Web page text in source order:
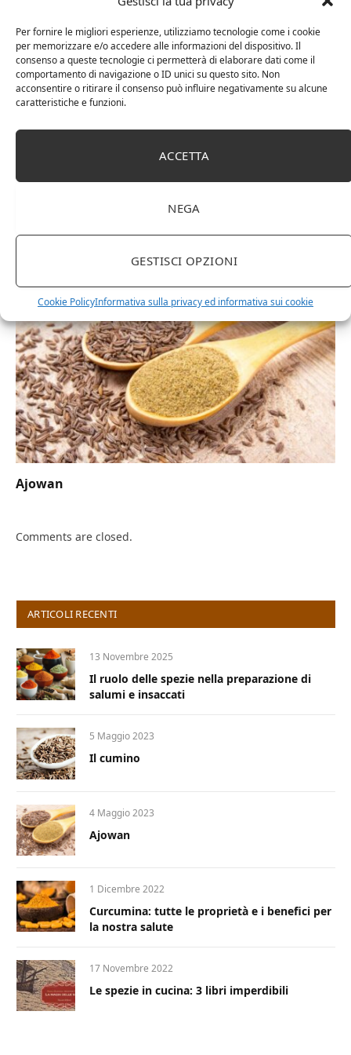
Per fornire le migliori esperienze, utilizziamo tecnologie come i cookie
per memorizzare e/o accedere alle informazioni del dispositivo. Il
consenso a queste tecnologie ci permetterà di elaborare dati come il
comportamento di navigazione o ID unici su questo sito. Non
acconsentire o ritirare il consenso può influire negativamente su alcune
caratteristiche e funzioni.
ACCETTA
NEGA
GESTISCI OPZIONI
Cookie PolicyInformativa sulla privacy ed informativa sui cookie
Il ruolo delle spezie nella preparazione di salumi e
insaccati
Ajowan
Comments are closed.
ARTICOLI RECENTI
13 Novembre 2025
Il ruolo delle spezie nella preparazione di
salumi e insaccati
5 Maggio 2023
Il cumino
4 Maggio 2023
Ajowan
1 Dicembre 2022
Curcumina: tutte le proprietà e i benefici per
la nostra salute
17 Novembre 2022
Le spezie in cucina: 3 libri imperdibili